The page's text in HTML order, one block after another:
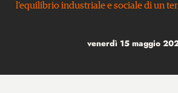
l’equilibrio industriale e sociale di un
venerdì 15 maggio